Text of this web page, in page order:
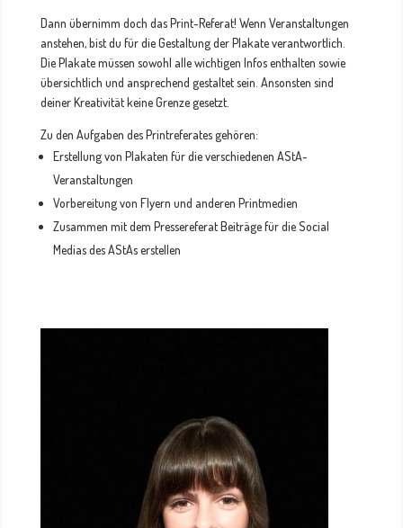
Dann übernimm doch das Print-Referat! Wenn Veranstaltungen
anstehen, bist du für die Gestaltung der Plakate verantwortlich.
Die Plakate müssen sowohl alle wichtigen Infos enthalten sowie
übersichtlich und ansprechend gestaltet sein. Ansonsten sind
deiner Kreativität keine Grenze gesetzt.
Zu den Aufgaben des Printreferates gehören:
Erstellung von Plakaten für die verschiedenen AStA-
Veranstaltungen
Vorbereitung von Flyern und anderen Printmedien
Zusammen mit dem Pressereferat Beiträge für die Social
Medias des AStAs erstellen